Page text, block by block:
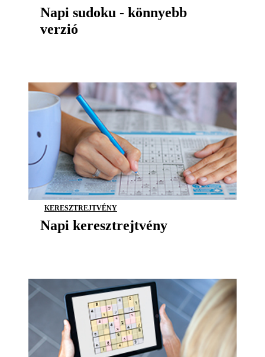
Napi sudoku - könnyebb
verzió
KERESZTREJTVÉNY
Napi keresztrejtvény